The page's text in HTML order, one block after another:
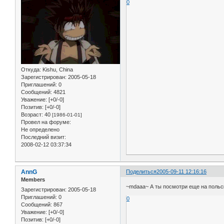
Откуда: Kishu, China
Зарегистрирован: 2005-05-18
Приглашений: 0
Сообщений: 4821
Уважение: [+0/-0]
Позитив: [+0/-0]
Возраст: 40 [1986-01-01]
Провел на форуме:
Не определено
Последний визит:
2008-02-12 03:37:34
0
Поделиться2005-09-11 12:16:16
AnnG
Members
Зарегистрирован: 2005-05-18
Приглашений: 0
Сообщений: 867
Уважение: [+0/-0]
Позитив: [+0/-0]
~mdaaa~ А ты посмотри еще на
0